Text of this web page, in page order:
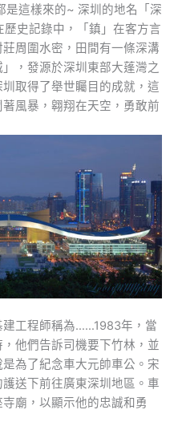
是這樣來的~ 深圳的地名「深
史記錄中，「鎮」在客方言
周圍水密，田間有一條深溝
，發源於深圳東部大蓬灣之
取得了舉世矚目的成就，這
風暴，翱翔在天空，勇敢前
工程師稱為……1983年，當
他們告訴司機要下竹林，並
為了紀念車大元帥車公。宋
送下前往廣東深圳地區。車
廟，以顯示他的忠誠和勇